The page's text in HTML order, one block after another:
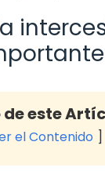
este
el Contenido